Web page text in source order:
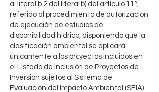
al literal b.2 del literal b) del artículo 11°,
referido al procedimiento de autorización
de ejecución de estudios de
disponibilidad hídrica, disponiendo que la
clasificación ambiental se aplicará
únicamente a los proyectos incluidos en
el Listado de Inclusión de Proyectos de
Inversión sujetos al Sistema de
Evaluación del Impacto Ambiental (SEIA).